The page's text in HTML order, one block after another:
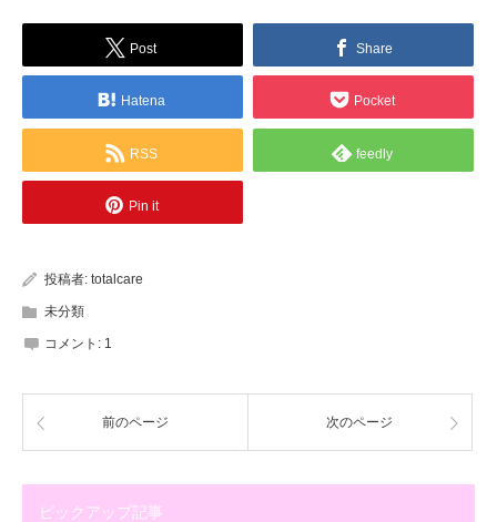
Post Share
Hatena Pocket
RSS feedly
Pin it
投稿者: totalcare
未分類
コメント: 1
前のページ 次のページ
ピックアップ記事